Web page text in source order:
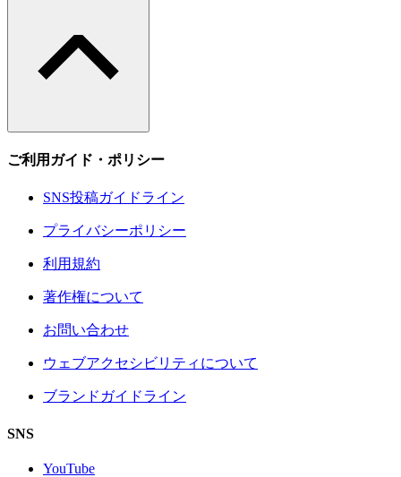
ご利用ガイド・ポリシー
SNS投稿ガイドライン
プライバシーポリシー
利用規約
著作権について
お問い合わせ
ウェブアクセシビリティについて
ブランドガイドライン
SNS
YouTube